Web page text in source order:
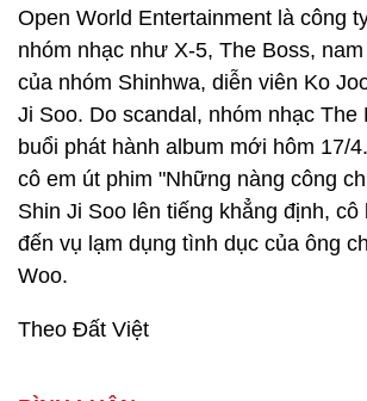
Open World Entertainment là công
nhóm nhạc như X-5, The Boss,
của nhóm Shinhwa, diễn viên Ko
Ji Soo. Do scandal, nhóm nhạc The
buổi phát hành album mới hôm 17/
cô em út phim "Những nàng công
Shin Ji Soo lên tiếng khẳng định, cô
đến vụ lạm dụng tình dục của ông
Woo.
Theo Đất Việt